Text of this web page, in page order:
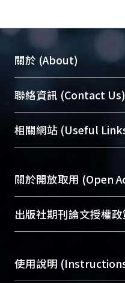
關於 (About)
臺大位居世界頂尖大
展現本校豐碩的研究
機構典藏（NTUR）與
台，成為臺大學術典
成果。
To permanently
profiles and scholarly
services of “NTU
聯絡資訊 (Contact Us)
總館學科館員(Main
醫學圖書館學科館員
Sciences Library)
相關網站 (Useful
關於開放取用 (Open
開放取用是從使用者
動，應用在學術研究
用逐年攀升。同時可
出版社期刊論文授權
含部分內容的版權
助與合作完成，請
使用說明